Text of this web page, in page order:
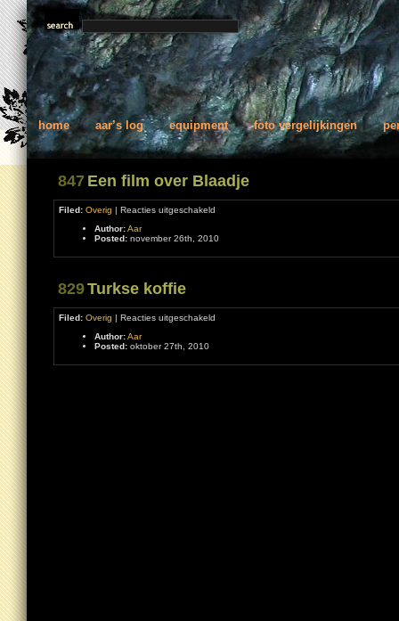
home aar’s log equipment foto vergelijkingen
847 Een film over Blaadje
Filed: Overig | Reacties uitgeschakeld
over
Author:Aar
Posted: november 26th, 2010
829Turkse koffie
Filed: Overig | Reacties uitgeschakeld
Author:Aar
Posted: oktober 27th, 2010